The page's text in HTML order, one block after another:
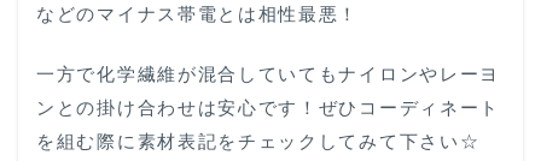
などのマイナス帯電とは相性最悪！
一方で化学繊維が混合していてもナイロンやレーヨ
ンとの掛け合わせは安心です！ぜひコーディネート
を組む際に素材表記をチェックしてみて下さい☆